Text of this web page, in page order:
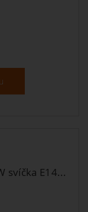
svíčka E14...